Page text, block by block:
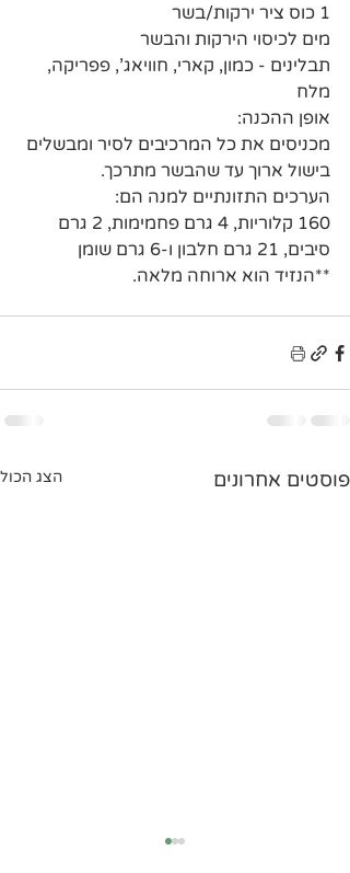
1 כוס ציר ירקות/בשר
מים לכיסוי הירקות והבשר
תבלינים - כמון, קארי, חוויאג', פפריקה,
מלח
אופן ההכנה:
מכניסים את כל המרכיבים לסיר ומבשלים
בישול ארוך עד שהבשר מתרכך.
הערכים התזונתיים למנה הם:
160 קלוריות, 4 גרם פחמימות, 2 גרם
סיבים, 21 גרם חלבון ו-6 גרם שומן
**הנזיד הוא ארוחה מלאה.
פוסטים אחרונים הצג הכול